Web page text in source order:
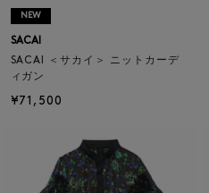
NEW
SACAI
SACAI ＜サカイ＞ ニットカーデ
ィガン
¥71,500